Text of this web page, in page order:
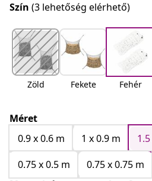
Szín (3 lehetőség elérhető)
Zöld Fekete Fehér
Méret
0.9 x 0.6 m
1 x 0.9 m
0.75 x 0.5 m
0.75 x 0.75 m